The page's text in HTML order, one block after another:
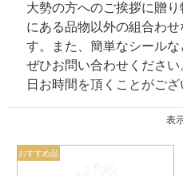
大勢の方へのご挨拶に贈
にある品物以外の組合わ
す。また、簡単なシールな
ぜひお問い合わせくださ
日お時間を頂くことがござ
表